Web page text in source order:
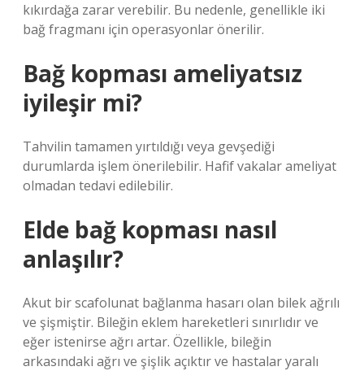
kıkırdağa zarar verebilir. Bu nedenle, genellikle iki
bağ fragmanı için operasyonlar önerilir.
Bağ kopması ameliyatsız
iyileşir mi?
Tahvilin tamamen yırtıldığı veya gevşediği
durumlarda işlem önerilebilir. Hafif vakalar ameliyat
olmadan tedavi edilebilir.
Elde bağ kopması nasıl
anlaşılır?
Akut bir scafolunat bağlanma hasarı olan bilek ağrılı
ve şişmiştir. Bileğin eklem hareketleri sınırlıdır ve
eğer istenirse ağrı artar. Özellikle, bileğin
arkasındaki ağrı ve şişlik açıktır ve hastalar yaralı